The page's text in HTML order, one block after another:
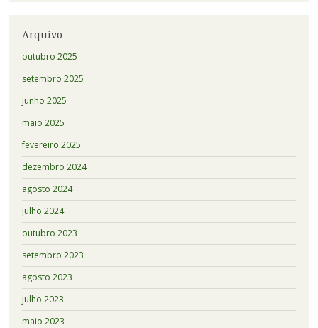
Arquivo
outubro 2025
setembro 2025
junho 2025
maio 2025
fevereiro 2025
dezembro 2024
agosto 2024
julho 2024
outubro 2023
setembro 2023
agosto 2023
julho 2023
maio 2023